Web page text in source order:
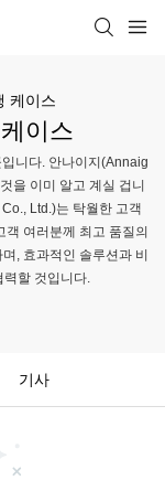
케이스
이스
니다. 안나이지(Annaig
을 이미 알고 계실 겁니
Ltd.)는 탁월한 고객
여러분께 최고 품질의
, 효과적인 솔루션과 비
력할 것입니다.
기사